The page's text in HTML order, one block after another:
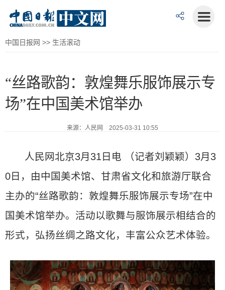
中国日报网 >> 生活滚动
“丝路歌韵：敦煌舞乐服饰展示专
场”在中国美术馆举办
来源：人民网 2025-03-31 10:55
人民网北京3月31日电 （记者刘颖颖）3月3
0日，由中国美术馆、甘肃省文化和旅游厅联合
主办的“丝路歌韵：敦煌舞乐服饰展示专场”在中
国美术馆举办。活动以歌舞与服饰展示相结合的
形式，弘扬丝绸之路文化，丰富公众艺术体验。